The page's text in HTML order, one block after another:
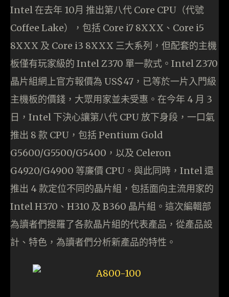
Intel 在去年 10月 推出第八代 Core CPU（代號
Coffee Lake），包括 Core i7 8XXX、Core i5
8XXX 及 Core i3 8XXX 三大系列，但配套的主機
板僅有玩家級的 Intel Z370 單一款式。Intel Z370
晶片組網上官方報價為 US$47，已等於一片入門級
主機板的價錢，大眾用家並未受惠。在今年 4 月 3
日，Intel 下決心讓第八代 CPU 放下身段，一口氣
推出 8 款 CPU，包括 Pentium Gold
G5600/G5500/G5400，以及 Celeron
G4920/G4900 等廉價 CPU。與此同時，Intel 還
推出 4 款定位不同的晶片組，包括面向主流用家的
Intel H370、H310 及 B360 晶片組。這次編輯部
為讀者們搜羅了各款晶片組的代表產品，從產品設
計、特色，為讀者們分析新產品的特性。